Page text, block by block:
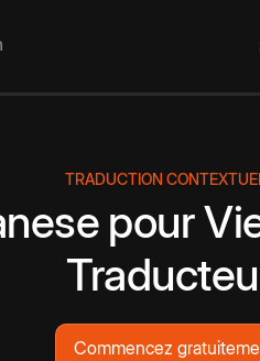
TRADUCTION
pour
Commencez